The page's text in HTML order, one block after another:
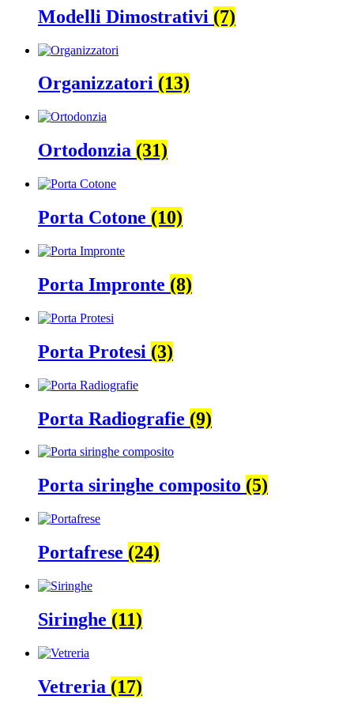
Modelli Dimostrativi (7)
Organizzatori (13)
Ortodonzia (31)
Porta Cotone (10)
Porta Impronte (8)
Porta Protesi (3)
Porta Radiografie (9)
Porta siringhe composito (5)
Portafrese (24)
Siringhe (11)
Vetreria (17)